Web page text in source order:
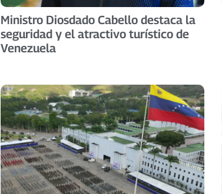
Ministro Diosdado Cabello destaca la
seguridad y el atractivo turístico de
Venezuela